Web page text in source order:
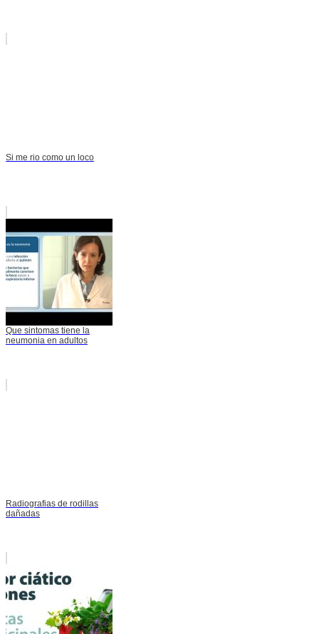
Si me rio como un loco
Que sintomas tiene la
neumonia en adultos
Radiografias de rodillas
dañadas